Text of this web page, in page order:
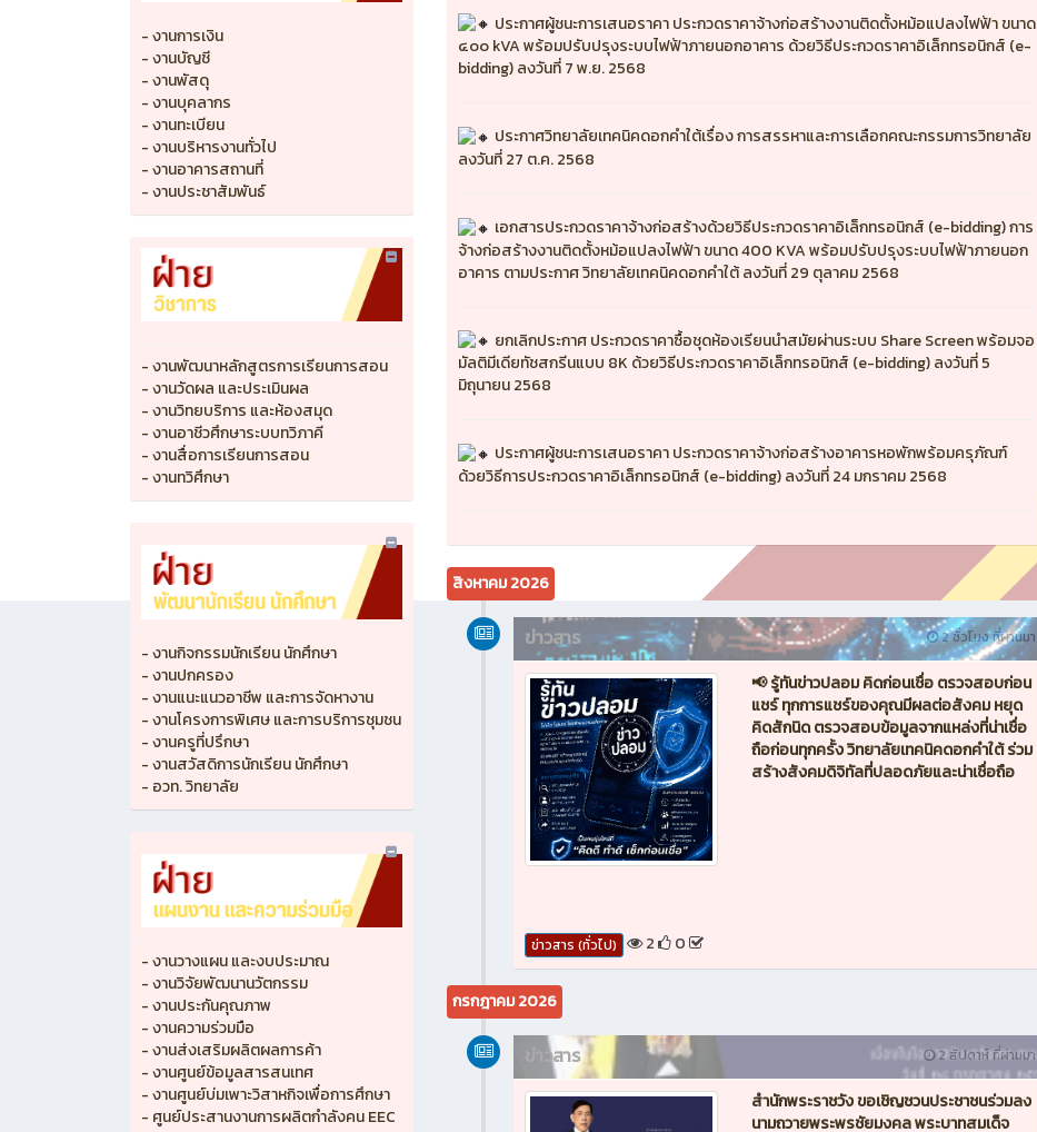
- งานการเงิน
- งานบัญชี
- งานพัสดุ
- งานบุคลากร
- งานทะเบียน
- งานบริหารงานทั่วไป
- งานอาคารสถานที่
- งานประชาสัมพันธ์
- งานพัฒนาหลักสูตรการเรียนการสอน
- งานวัดผล และประเมินผล
- งานวิทยบริการ และห้องสมุด
- งานอาชีวศึกษาระบบทวิภาคี
- งานสื่อการเรียนการสอน
- งานทวิศึกษา
- งานกิจกรรมนักเรียน นักศึกษา
- งานปกครอง
- งานแนะแนวอาชีพ และการจัดหางาน
- งานโครงการพิเศษ และการบริการชุมชน
- งานครูที่ปรึกษา
- งานสวัสดิการนักเรียน นักศึกษา
- อวท. วิทยาลัย
- งานวางแผน และงบประมาณ
- งานวิจัยพัฒนานวัตกรรม
- งานประกันคุณภาพ
- งานความร่วมมือ
- งานส่งเสริมผลิตผลการค้า
- งานศูนย์ข้อมูลสารสนเทศ
- งานศูนย์บ่มเพาะวิสาหกิจเพื่อการศึกษา
- ศูนย์ประสานงานการผลิตกำลังคน EEC
ประกาศผู้ชนะการเสนอราคา ประกวดราคาจ้างก่อสร้างงานติดตั้งหม้อแปลงไฟฟ้า ขนาด
๔๐๐ kVA พร้อมปรับปรุงระบบไฟฟ้าภายนอกอาคาร ด้วยวิธีประกวดราคาอิเล็กทรอนิกส์ (e-
bidding) ลงวันที่ 7 พ.ย. 2568
ประกาศวิทยาลัยเทคนิคดอกคำใต้เรื่อง การสรรหาและการเลือกคณะกรรมการวิทยาลัย
ลงวันที่ 27 ต.ค. 2568
เอกสารประกวดราคาจ้างก่อสร้างด้วยวิธีประกวดราคาอิเล็กทรอนิกส์ (e-bidding) การ
จ้างก่อสร้างงานติดตั้งหม้อแปลงไฟฟ้า ขนาด 400 KVA พร้อมปรับปรุงระบบไฟฟ้าภายนอก
อาคาร ตามประกาศ วิทยาลัยเทคนิคดอกคำใต้ ลงวันที่ 29 ตุลาคม 2568
ยกเลิกประกาศ ประกวดราคาซื้อชุดห้องเรียนนำสมัยผ่านระบบ Share Screen พร้อมจอ
มัลติมีเดียทัชสกรีนแบบ 8K ด้วยวิธีประกวดราคาอิเล็กทรอนิกส์ (e-bidding) ลงวันที่ 5
มิถุนายน 2568
ประกาศผู้ชนะการเสนอราคา ประกวดราคาจ้างก่อสร้างอาคารหอพักพร้อมครุภัณฑ์
ด้วยวิธีการประกวดราคาอิเล็กทรอนิกส์ (e-bidding) ลงวันที่ 24 มกราคม 2568
สิงหาคม 2026
2 ชั่วโมง ที่ผ่านมา
ข่าวสาร
📢 รู้ทันข่าวปลอม คิดก่อนเชื่อ ตรวจสอบก่อน
แชร์ ทุกการแชร์ของคุณมีผลต่อสังคม หยุด
คิดสักนิด ตรวจสอบข้อมูลจากแหล่งที่น่าเชื่อ
ถือก่อนทุกครั้ง วิทยาลัยเทคนิคดอกคำใต้ ร่วม
สร้างสังคมดิจิทัลที่ปลอดภัยและน่าเชื่อถือ
ข่าวสาร (ทั่วไป) 2 0
กรกฎาคม 2026
2 สัปดาห์ ที่ผ่านมา
ข่าวสาร
สำนักพระราชวัง ขอเชิญชวนประชาชนร่วมลง
นามถวายพระพรชัยมงคล พระบาทสมเด็จ